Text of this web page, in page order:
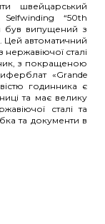
швейцарський
“50th
був випущений з
Цей автоматичний
нержавіючої сталі
з покращеною
«Grande
годинника є
та має велику
сталі та
та документи в